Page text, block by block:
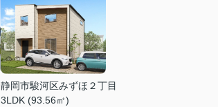
静岡市駿河区みずほ２丁目
3LDK (93.56㎡)